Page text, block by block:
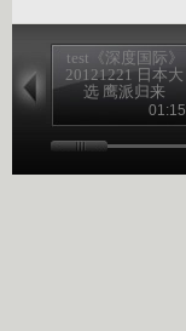
test《深度国际》
20121221 日本大
选 鹰派归来
01:15